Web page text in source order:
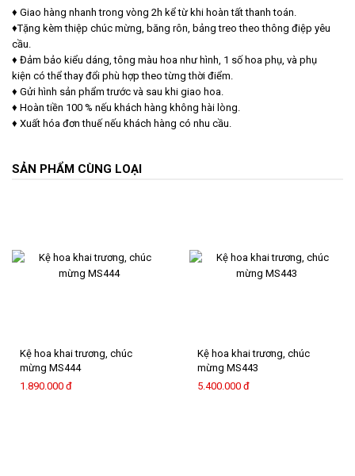
♦ Giao hàng nhanh trong vòng 2h kể từ khi hoàn tất thanh toán.
♦Tặng kèm thiệp chúc mừng, băng rôn, bảng treo theo thông điệp yêu
cầu.
♦ Đảm bảo kiểu dáng, tông màu hoa như hình, 1 số hoa phụ, và phụ
kiện có thể thay đổi phù hợp theo từng thời điểm.
♦ Gửi hình sản phẩm trước và sau khi giao hoa.
♦ Hoàn tiền 100 % nếu khách hàng không hài lòng.
♦ Xuất hóa đơn thuế nếu khách hàng có nhu cầu.
SẢN PHẨM CÙNG LOẠI
Kệ hoa khai trương, chúc
mừng MS444
1.890.000 đ
Kệ hoa khai trương, chúc
mừng MS443
5.400.000 đ